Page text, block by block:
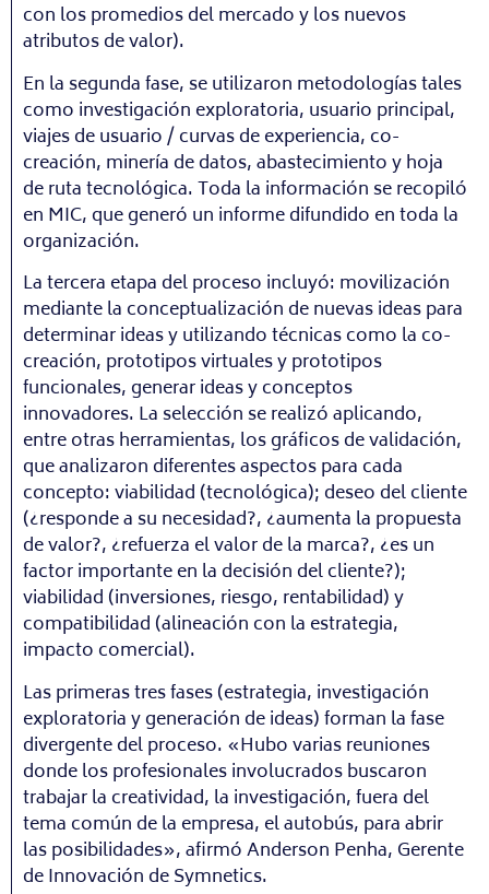
con los promedios del mercado y los nuevos
atributos de valor).
En la segunda fase, se utilizaron metodologías tales
como investigación exploratoria, usuario principal,
viajes de usuario / curvas de experiencia, co-
creación, minería de datos, abastecimiento y hoja
de ruta tecnológica. Toda la información se recopiló
en MIC, que generó un informe difundido en toda la
organización.
La tercera etapa del proceso incluyó: movilización
mediante la conceptualización de nuevas ideas para
determinar ideas y utilizando técnicas como la co-
creación, prototipos virtuales y prototipos
funcionales, generar ideas y conceptos
innovadores. La selección se realizó aplicando,
entre otras herramientas, los gráficos de validación,
que analizaron diferentes aspectos para cada
concepto: viabilidad (tecnológica); deseo del cliente
(¿responde a su necesidad?, ¿aumenta la propuesta
de valor?, ¿refuerza el valor de la marca?, ¿es un
factor importante en la decisión del cliente?);
viabilidad (inversiones, riesgo, rentabilidad) y
compatibilidad (alineación con la estrategia,
impacto comercial).
Las primeras tres fases (estrategia, investigación
exploratoria y generación de ideas) forman la fase
divergente del proceso. «Hubo varias reuniones
donde los profesionales involucrados buscaron
trabajar la creatividad, la investigación, fuera del
tema común de la empresa, el autobús, para abrir
las posibilidades», afirmó Anderson Penha, Gerente
de Innovación de Symnetics.